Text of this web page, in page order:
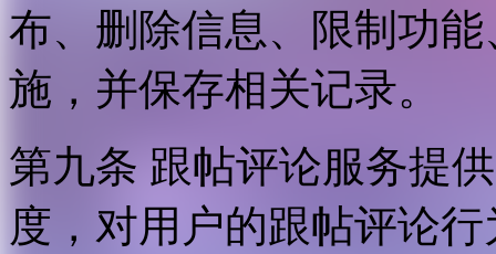
布、删除信息、限制功
施，并保存相关记录。
第九条 跟帖评论服务提
度，对用户的跟帖评论